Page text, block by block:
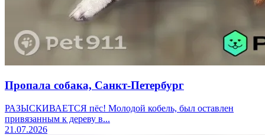
Пропала собака, Санкт-Петербург
РАЗЫСКИВАЕТСЯ пёс! Молодой кобель, был оставлен
привязанным к дереву в...
21.07.2026